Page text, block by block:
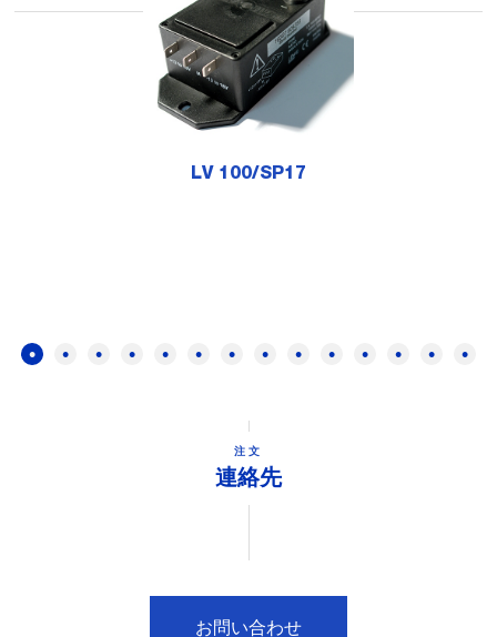
LV 100/SP17
注文
連絡先
お問い合わせ